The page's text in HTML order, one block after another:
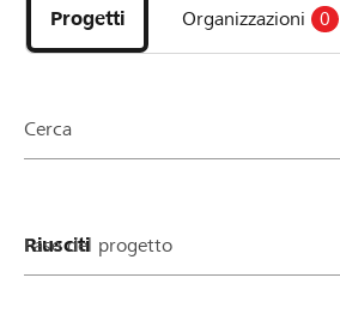
progetti
e
della
Progetti Organizzazioni 0
Cerca
Fase del progetto